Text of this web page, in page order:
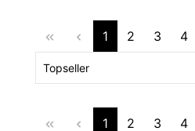
1 2 3 4
1 2 3 4